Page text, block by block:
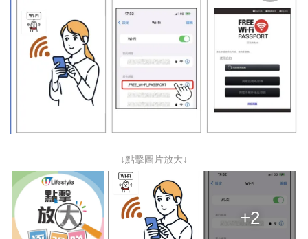
↓點擊圖片放大↓
+2